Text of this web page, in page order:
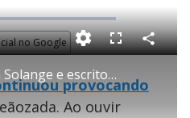
no Google
Marina grita com Solange e escritora dispara: “Para de ser histérica!” – A Fazenda 13
F
s
c
e
C
o
r
provocando
Ao ouvir